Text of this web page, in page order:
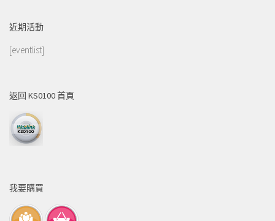
近期活動
[eventlist]
返回 KS0100 首頁
我要購買